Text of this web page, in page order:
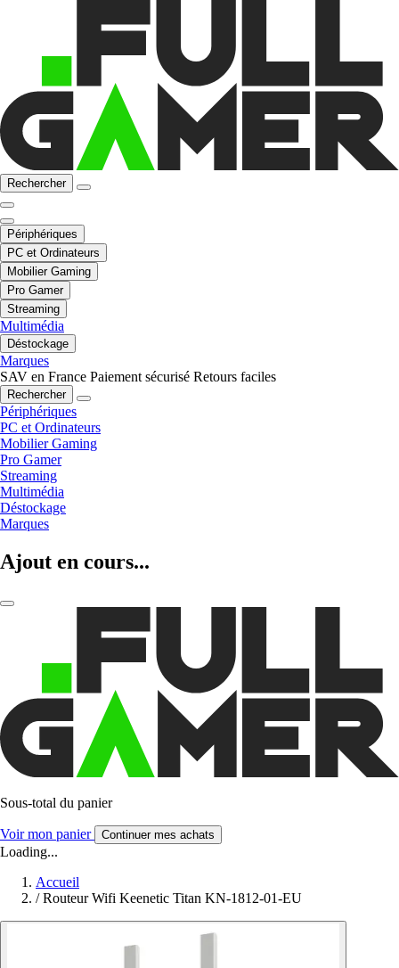
Rechercher
Périphériques
PC et Ordinateurs
Mobilier Gaming
Pro Gamer
Streaming
Multimédia
Déstockage
Marques
SAV en France Paiement sécurisé Retours faciles
Rechercher
Périphériques
PC et Ordinateurs
Mobilier Gaming
Pro Gamer
Streaming
Multimédia
Déstockage
Marques
Ajout en cours...
Sous-total du panier
Voir mon panier Continuer mes achats
Loading...
Accueil
/ Routeur Wifi Keenetic Titan KN-1812-01-EU